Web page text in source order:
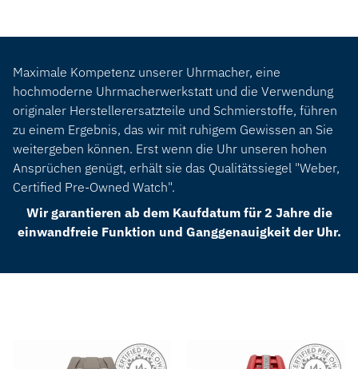
Maximale Kompetenz unserer Uhrmacher, eine
hochmoderne Uhrmacherwerkstatt und die Verwendung
originaler Herstellerersatzteile und Schmierstoffe, führen
zu einem Ergebnis, das wir mit ruhigem Gewissen an Sie
weitergeben können. Erst wenn die Uhr unseren hohen
Ansprüchen genügt, erhält sie das Qualitätssiegel "Weber,
Certified Pre-Owned Watch".
Wir garantieren ab dem Kaufdatum für 2 Jahre die
einwandfreie Funktion und Ganggenauigkeit der Uhr.